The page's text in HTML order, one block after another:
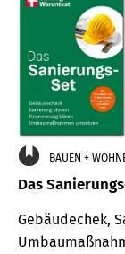
BAUEN +
Das
Gebäudechek,